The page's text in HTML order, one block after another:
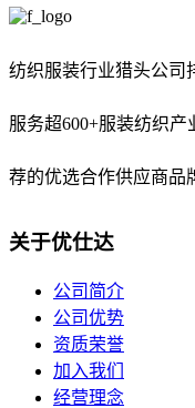
纺织服装行业猎头公司
服务超600+服装纺织
荐的优选合作供应商品
关于优仕达
公司简介
公司优势
资质荣誉
加入我们
经营理念